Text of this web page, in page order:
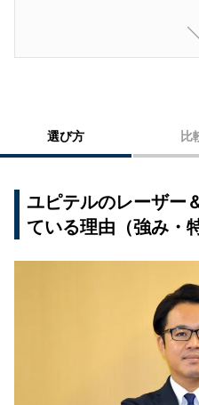
3：SUPER CAT
6：SUPER CAT
7：SUPER CAT
初めての人にも知っ
選び方 比
ユピテルのレーザー
ている理由（強み・